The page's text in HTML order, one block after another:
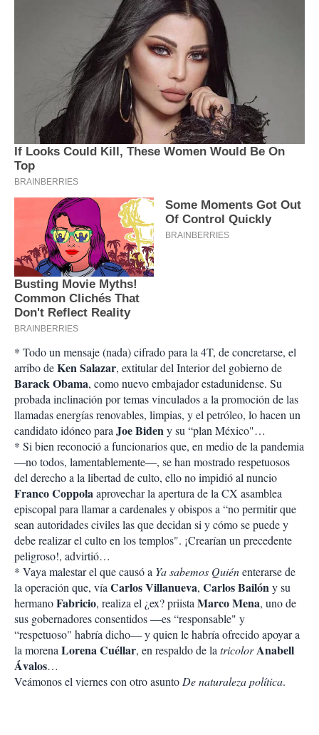
* Todo un mensaje (nada) cifrado para la 4T, de concretarse, el
arribo deKen Salazar, extitular del Interior del gobierno de
Barack Obama, como nuevo embajador estadunidense. Su
probada inclinación por temas vinculados a la promoción de las
llamadas energías renovables, limpias, y el petróleo, lo hacen un
candidato idóneo para Joe Bideny su “plan México"…
* Si bien reconoció a funcionarios que, en medio de la pandemia
—no todos, lamentablemente—, se han mostrado respetuosos
del derecho a la libertad de culto, ello no impidió al nuncio
Franco Coppolaaprovechar la apertura de la CX asamblea
episcopal para llamar a cardenales y obispos a “no permitir que
sean autoridades civiles las que decidan si y cómo se puede y
debe realizar el culto en los templos". ¡Crearían un precedente
peligroso!, advirtió…
* Vaya malestar el que causó a Ya sabemos Quiénenterarse de
la operación que, vía Carlos Villanueva, Carlos Bailóny su
hermanoFabricio, realiza el ¿ex? priista Marco Mena, uno de
sus gobernadores consentidos —es “responsable" y
“respetuoso" habría dicho— y quien le habría ofrecido apoyar a
la morena Lorena Cuéllar, en respaldo de la tricolorAnabell
Ávalos…
Veámonos el viernes con otro asunto De naturaleza política.